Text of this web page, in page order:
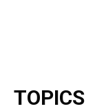
TOPICS